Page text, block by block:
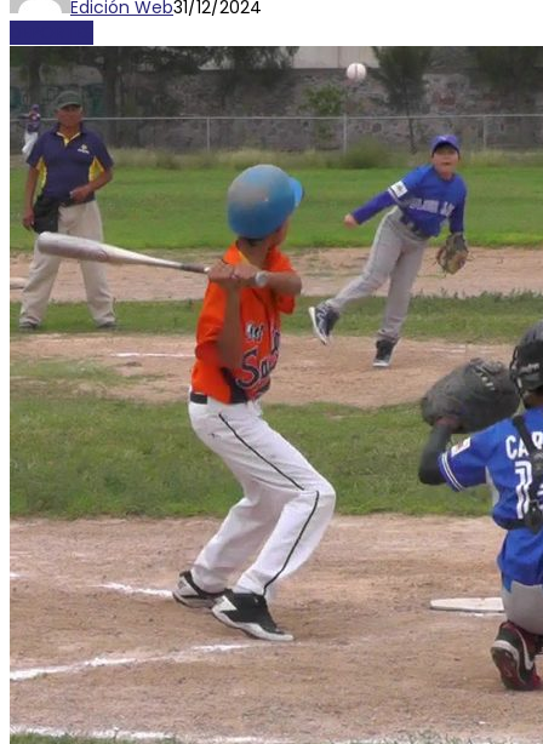
Edición Web31/12/2024